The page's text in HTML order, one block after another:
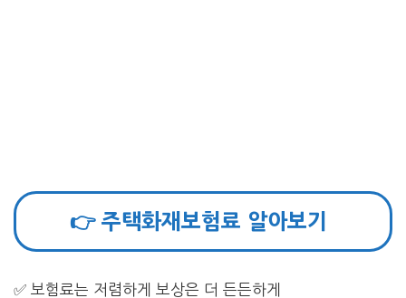
👉 주택화재보험료 알아보기
✅ 보험료는 저렴하게 보상은 더 든든하게